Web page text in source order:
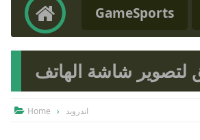
GameSports
لتصوير شاشة الهاتف
 Home اندرويد